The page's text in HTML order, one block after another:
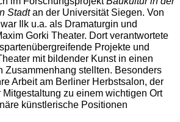
Stadtan der Universität Siegen. Von
Ilk u.a. als Dramaturgin und
Gorki Theater. Dort verantwortete
Projekte und
mit bildender Kunst in einen
Zusammenhang stellten. Besonders
Arbeit am Berliner Herbstsalon, der
Mitgestaltung zu einem wichtigen Ort
künstlerische Positionen